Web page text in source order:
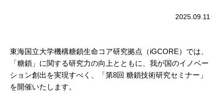
2025.09.11
東海国立大学機構糖鎖生命コア研究拠点（iGCORE）では、
「糖鎖」に関する研究力の向上とともに、我が国のイノベー
ション創出を実現すべく、「第8回 糖鎖技術研究セミナー」
を開催いたします。